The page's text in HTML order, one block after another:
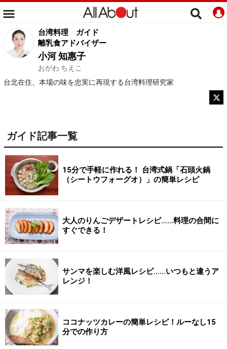
台湾料理
ガイド
離乳食アドバイザー
小河 知惠子
おがわ ちえこ
台北在住、本場の味を忠実に再現する台湾料理研究家
ガイド記事一覧
15分で手軽に作れる！ 台湾式鍋「石頭火鍋
（シートウフォーグオ）」の簡単レシピ
大人のりんごデザートレシピ……料理の合間に
すぐできる！
サンマを楽しむ洋風レシピ……いつもと違うア
レンジ！
ココナッツカレーの簡単レシピ！ルーなし15
分での作り方